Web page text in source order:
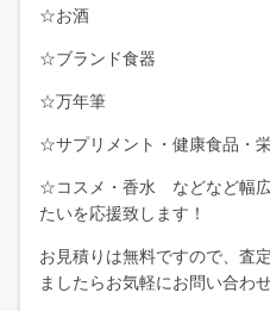
☆お酒
☆ブランド食器
☆万年筆
☆サプリメント・健康食品・
☆コスメ・香水 などなど幅広
たいを応援致します！
お見積りは無料ですので、査
ましたらお気軽にお問い合わ